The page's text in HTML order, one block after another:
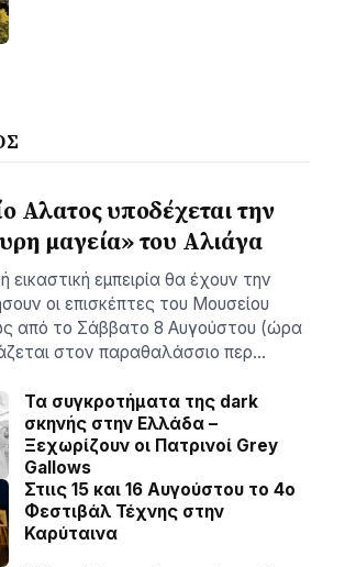
Αλατος υποδέχεται την
μαγεία» του Αλιάγα
εικαστική εμπειρία θα έχουν την
οι επισκέπτες του Μουσείου
από το Σάββατο 8 Αυγούστου (ώρα
στον παραθαλάσσιο περ…
Τα συγκροτήματα της dark
σκηνής στην Ελλάδα –
Ξεχωρίζουν οι Πατρινοί Grey
Gallows
Στιις 15 και 16 Αυγούστου το 4ο
Φεστιβάλ Τέχνης στην
Καρύταινα